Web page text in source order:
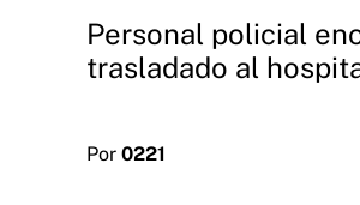
Personal policial
trasladado al
Por 0221